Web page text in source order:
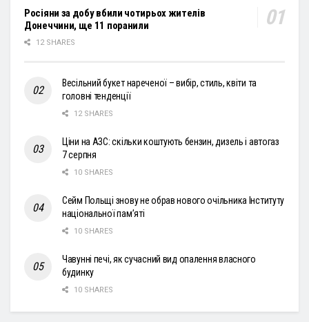
Росіяни за добу вбили чотирьох жителів
Донеччини, ще 11 поранили
12 SHARES
Весільний букет нареченої – вибір, стиль, квіти та
головні тенденції
12 SHARES
Ціни на АЗС: скільки коштують бензин, дизель і автогаз
7 серпня
10 SHARES
Сейм Польщі знову не обрав нового очільника Інституту
національної пам’яті
10 SHARES
Чавунні печі, як сучасний вид опалення власного
будинку
10 SHARES